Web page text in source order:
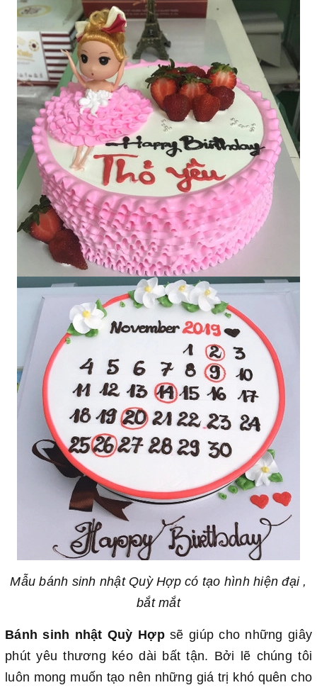
Mẫu bánh sinh nhật Quỳ Hợp có tạo hình hiện đại ,
bắt mắt
Bánh sinh nhật Quỳ Hợpsẽ giúp cho những giây
phút yêu thương kéo dài bất tận. Bởi lẽ chúng tôi
luôn mong muốn tạo nên những giá trị khó quên cho